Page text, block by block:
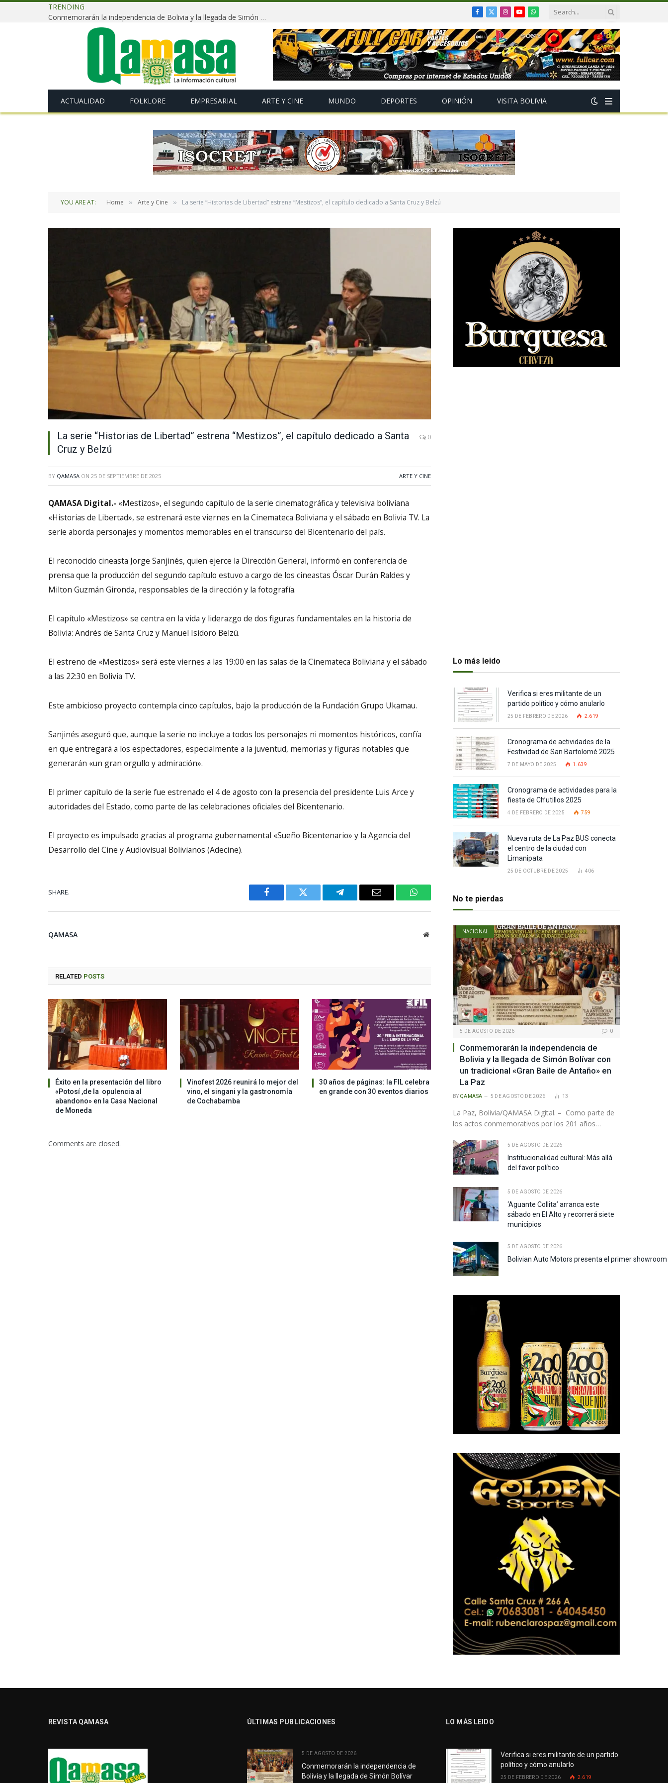
TRENDING
Conmemorarán la independencia de Bolivia y la llegada de Simón Bolívar con un tradicional «Gran Baile de Antaño» en La Paz
Facebook
X
(Twitter)
Instagram
YouTubeWhatsApp
ACTUALIDAD FOLKLORE EMPRESARIAL ARTE Y CINE MUNDO DEPORTES OPINIÓN VISITA BOLIVIA
YOU ARE AT: Home » Arte y Cine » La serie “Historias de Libertad” estrena “Mestizos”, el capítulo dedicado a Santa Cruz y Belzú
La serie “Historias de Libertad” estrena “Mestizos”, el capítulo dedicado a Santa
Cruz y Belzú
0
BY QAMASA ON 25 DE SEPTIEMBRE DE 2025 ARTE Y CINE
QAMASA Digital.- «Mestizos», el segundo capítulo de la serie cinematográfica y televisiva boliviana
«Historias de Libertad», se estrenará este viernes en la Cinemateca Boliviana y el sábado en Bolivia TV. La
serie aborda personajes y momentos memorables en el transcurso del Bicentenario del país.
El reconocido cineasta Jorge Sanjinés, quien ejerce la Dirección General, informó en conferencia de
prensa que la producción del segundo capítulo estuvo a cargo de los cineastas Óscar Durán Raldes y
Milton Guzmán Gironda, responsables de la dirección y la fotografía.
El capítulo «Mestizos» se centra en la vida y liderazgo de dos figuras fundamentales en la historia de
Bolivia: Andrés de Santa Cruz y Manuel Isidoro Belzú.
El estreno de «Mestizos» será este viernes a las 19:00 en las salas de la Cinemateca Boliviana y el sábado
a las 22:30 en Bolivia TV.
Este ambicioso proyecto contempla cinco capítulos, bajo la producción de la Fundación Grupo Ukamau.
Sanjinés aseguró que, aunque la serie no incluye a todos los personajes ni momentos históricos, confía
en que entregará a los espectadores, especialmente a la juventud, memorias y figuras notables que
generarán «un gran orgullo y admiración».
El primer capítulo de la serie fue estrenado el 4 de agosto con la presencia del presidente Luis Arce y
autoridades del Estado, como parte de las celebraciones oficiales del Bicentenario.
El proyecto es impulsado gracias al programa gubernamental «Sueño Bicentenario» y la Agencia del
Desarrollo del Cine y Audiovisual Bolivianos (Adecine).
SHARE.
Facebook Twitter Telegram Email WhatsApp
QAMASA Website
RELATED POSTS
Éxito en la presentación del libro
«Potosí ,de la opulencia al
abandono» en la Casa Nacional
de Moneda
Vinofest 2026 reunirá lo mejor del
vino, el singani y la gastronomía
de Cochabamba
30 años de páginas: la FIL celebra
en grande con 30 eventos diarios
Comments are closed.
Lo más leido
Verifica si eres militante de un
partido político y cómo anularlo
25 DE FEBRERO DE 2026 2.619
Cronograma de actividades de la
Festividad de San Bartolomé 2025
7 DE MAYO DE 2025 1.639
Cronograma de actividades para la
fiesta de Ch’utillos 2025
4 DE FEBRERO DE 2025 759
Nueva ruta de La Paz BUS conecta
el centro de la ciudad con
Limanipata
25 DE OCTUBRE DE 2025 406
No te pierdas
NACIONAL
5 DE AGOSTO DE 2026 0
Conmemorarán la independencia de
Bolivia y la llegada de Simón Bolívar con
un tradicional «Gran Baile de Antaño» en
La Paz
BY QAMASA 5 DE AGOSTO DE 2026 13
La Paz, Bolivia/QAMASA Digital. – Como parte de
los actos conmemorativos por los 201 años…
5 DE AGOSTO DE 2026
Institucionalidad cultural: Más allá
del favor político
5 DE AGOSTO DE 2026
‘Aguante Collita’ arranca este
sábado en El Alto y recorrerá siete
municipios
5 DE AGOSTO DE 2026
Bolivian Auto Motors presenta el primer
REVISTA QAMASA ÚLTIMAS PUBLICACIONES
5 DE AGOSTO DE 2026
Conmemorarán la independencia de
Bolivia y la llegada de Simón Bolívar
LO MÁS LEIDO
Verifica si eres militante de un partido
político y cómo anularlo
25 DE FEBRERO DE 2026 2.619